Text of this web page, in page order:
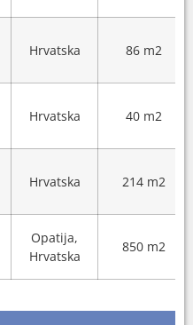
Hrvatska 86 m2
Hrvatska 40 m2
Hrvatska 214 m2
Opatija,
Hrvatska
850 m2